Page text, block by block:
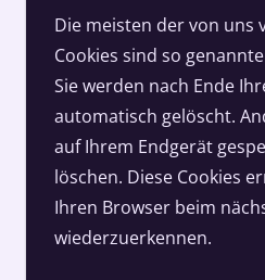
Die meisten der von uns
Cookies sind so genannte
Sie werden nach Ende
automatisch gelöscht.
auf Ihrem Endgerät
löschen. Diese Cookies
Ihren Browser beim
wiederzuerkennen.